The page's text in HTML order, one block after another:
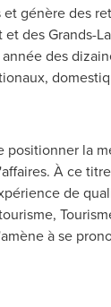
génère des
et des Grands-
des
positionner la
À ce
de
à se